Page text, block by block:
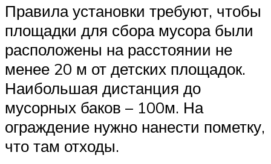
Правила установки требуют, чтобы
площадки для сбора мусора были
расположены на расстоянии не
менее 20 м от детских площадок.
Наибольшая дистанция до
мусорных баков – 100м. На
ограждение нужно нанести пометку,
что там отходы.